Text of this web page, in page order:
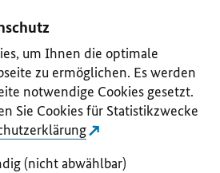
um Ihnen die optimale
zu ermöglichen. Es werden
notwendige Cookies gesetzt.
Sie Cookies für Statistikzwecke
(nicht abwählbar)